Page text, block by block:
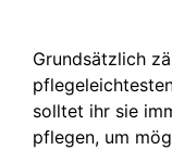
Grundsätzlich
solltet ihr sie
pflegen, um